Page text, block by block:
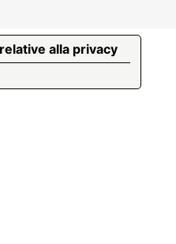
alla privacy